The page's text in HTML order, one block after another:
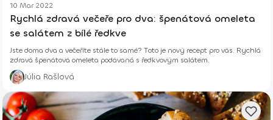
10 Mar 2022
Rychlá zdravá večeře pro dva: špenátová omeleta
se salátem z bílé ředkve
Jste doma dva a večeříte stále to samé? Toto je nový recept pro vás. Rychlá
zdravá špenátová omeleta podávaná s ředkvovým salátem.
Júlia Rašlová